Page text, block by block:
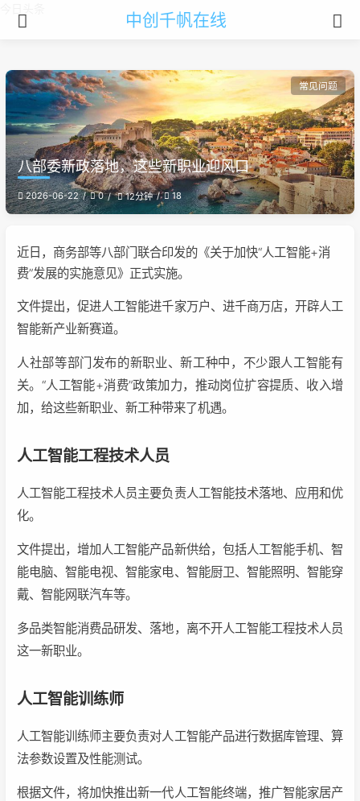
中创千帆在线
常见问题
八部委新政落地，这些新职业迎风口
2026-06-22 0 12分钟 18
近日，商务部等八部门联合印发的《关于加快“人工智能+消
费”发展的实施意见》正式实施。
文件提出，促进人工智能进千家万户、进千商万店，开辟人工
智能新产业新赛道。
人社部等部门发布的新职业、新工种中，不少跟人工智能有
关。“人工智能+消费”政策加力，推动岗位扩容提质、收入增
加，给这些新职业、新工种带来了机遇。
人工智能工程技术人员
人工智能工程技术人员主要负责人工智能技术落地、应用和优
化。
文件提出，增加人工智能产品新供给，包括人工智能手机、智
能电脑、智能电视、智能家电、智能厨卫、智能照明、智能穿
戴、智能网联汽车等。
多品类智能消费品研发、落地，离不开人工智能工程技术人员
这一新职业。
人工智能训练师
人工智能训练师主要负责对人工智能产品进行数据库管理、算
法参数设置及性能测试。
根据文件，将加快推出新一代人工智能终端，推广智能家居产